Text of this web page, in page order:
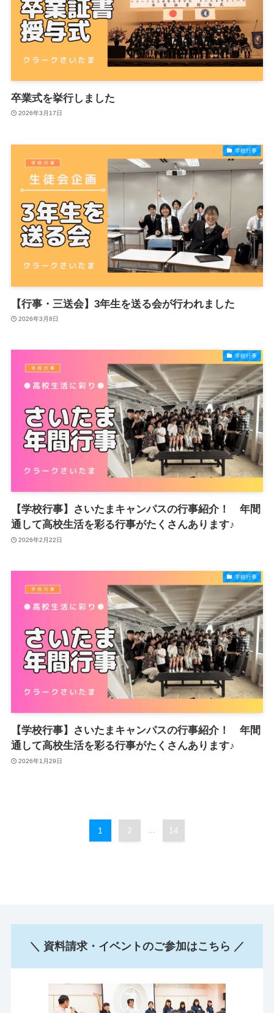
卒業式を挙行しました
2026年3月17日
学校行事
【行事・三送会】3年生を送る会が行われました
2026年3月8日
学校行事
【学校行事】さいたまキャンパスの行事紹介！ 年間
通して高校生活を彩る行事がたくさんあります♪
2026年2月22日
学校行事
【学校行事】さいたまキャンパスの行事紹介！ 年間
通して高校生活を彩る行事がたくさんあります♪
2026年1月29日
1 2 ... 14
＼ 資料請求・イベントのご参加はこちら ／